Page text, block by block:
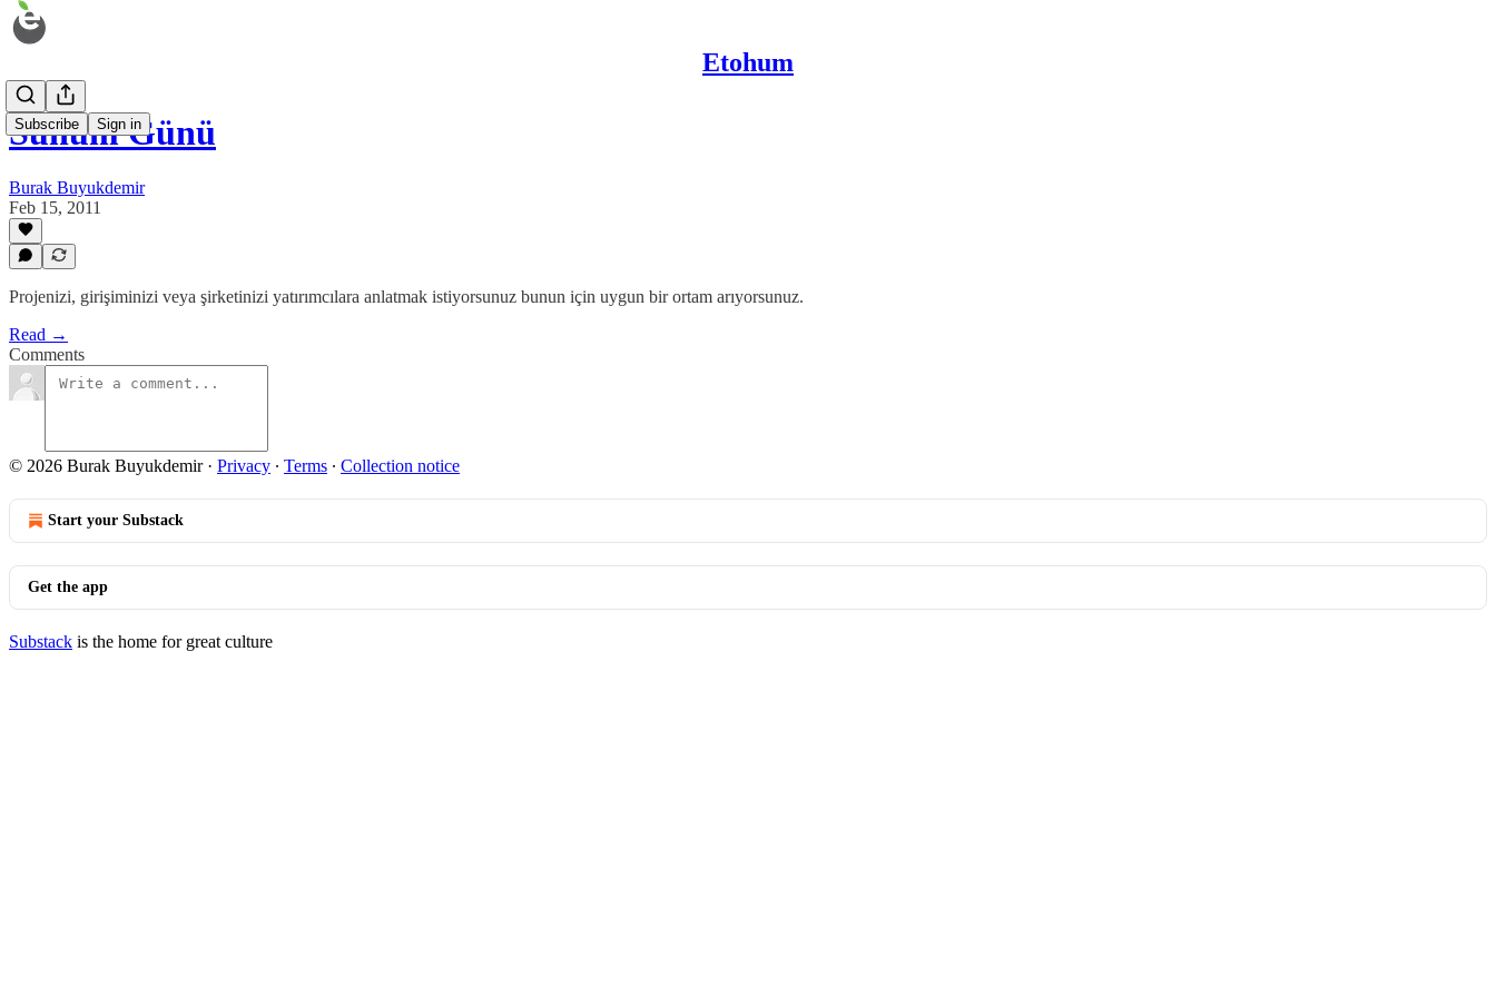
Etohum
Subscribe Sign in
Sunum Günü
Burak Buyukdemir
Feb 15, 2011
Projenizi, girişiminizi veya şirketinizi yatırımcılara anlatmak istiyorsunuz bunun için uygun bir ortam arıyorsunuz.
Read →
Comments
© 2026 Burak Buyukdemir· Privacy ∙ Terms ∙ Collection notice
Start your Substack
Get the app
Substack is the home for great culture